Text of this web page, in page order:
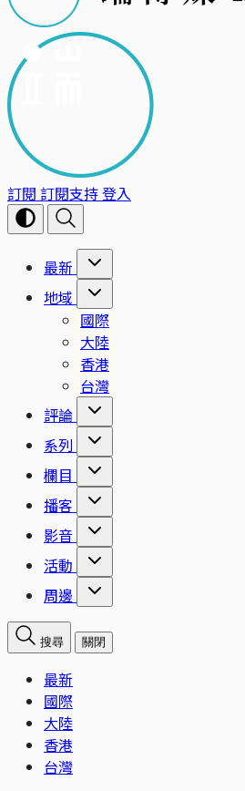
訂閱 訂閱支持登入
最新
地域
國際
大陸
香港
台灣
評論
系列
欄目
播客
影音
活動
周邊
搜尋 關閉
最新
國際
大陸
香港
台灣